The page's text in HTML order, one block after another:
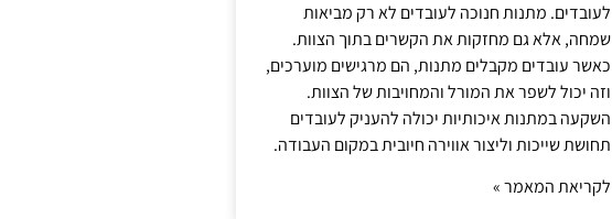
לעובדים. מתנות חנוכה לעובדים לא רק מביאות
שמחה, אלא גם מחזקות את הקשרים בתוך הצוות.
כאשר עובדים מקבלים מתנות, הם מרגישים מוערכים,
וזה יכול לשפר את המורל והמחויבות של הצוות.
השקעה במתנות איכותיות יכולה להעניק לעובדים
תחושת שייכות וליצור אווירה חיובית במקום העבודה.
לקריאת המאמר »